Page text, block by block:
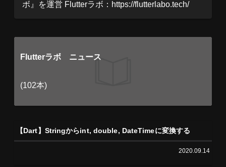
ボ』を運営 Flutterラボ：https://flutterlabo.tech/
Flutterラボ ニュース
(102本)
【Dart】Stringからint, double, DateTimeに変換する
2020.09.14